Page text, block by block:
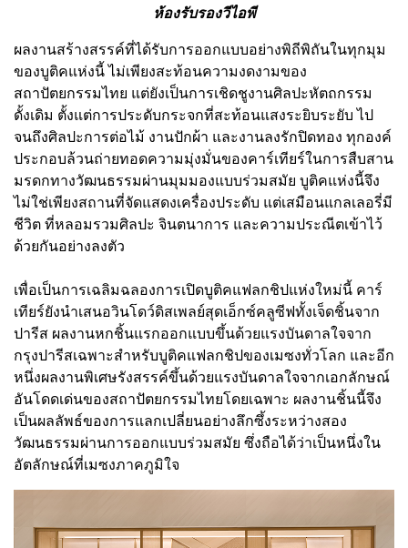
ห้องรับรองวีไอพี
ผลงานสร้างสรรค์ที่ได้รับการออกแบบอย่างพิถีพิถันในทุกมุม
ของบูติคแห่งนี้ ไม่เพียงสะท้อนความงดงามของ
สถาปัตยกรรมไทย แต่ยังเป็นการเชิดชูงานศิลปะหัตถกรรม
ดั้งเดิม ตั้งแต่การประดับกระจกที่สะท้อนแสงระยิบระยับ ไป
จนถึงศิลปะการต่อไม้ งานปักผ้า และงานลงรักปิดทอง ทุกองค์
ประกอบล้วนถ่ายทอดความมุ่งมั่นของคาร์เทียร์ในการสืบสาน
มรดกทางวัฒนธรรมผ่านมุมมองแบบร่วมสมัย บูติคแห่งนี้จึง
ไม่ใช่เพียงสถานที่จัดแสดงเครื่องประดับ แต่เสมือนแกลเลอรี่มี
ชีวิต ที่หลอมรวมศิลปะ จินตนาการ และความประณีตเข้าไว้
ด้วยกันอย่างลงตัว
เพื่อเป็นการเฉลิมฉลองการเปิดบูติคแฟลกชิปแห่งใหม่นี้ คาร์
เทียร์ยังนำเสนอวินโดว์ดิสเพลย์สุดเอ็กซ์คลูซีฟทั้งเจ็ดชิ้นจาก
ปารีส ผลงานหกชิ้นแรกออกแบบขึ้นด้วยแรงบันดาลใจจาก
กรุงปารีสเฉพาะสำหรับบูติคแฟลกชิปของเมซงทั่วโลก และอีก
หนึ่งผลงานพิเศษรังสรรค์ขึ้นด้วยแรงบันดาลใจจากเอกลักษณ์
อันโดดเด่นของสถาปัตยกรรมไทยโดยเฉพาะ ผลงานชิ้นนี้จึง
เป็นผลลัพธ์ของการแลกเปลี่ยนอย่างลึกซึ้งระหว่างสอง
วัฒนธรรมผ่านการออกแบบร่วมสมัย ซึ่งถือได้ว่าเป็นหนึ่งใน
อัตลักษณ์ที่เมซงภาคภูมิใจ